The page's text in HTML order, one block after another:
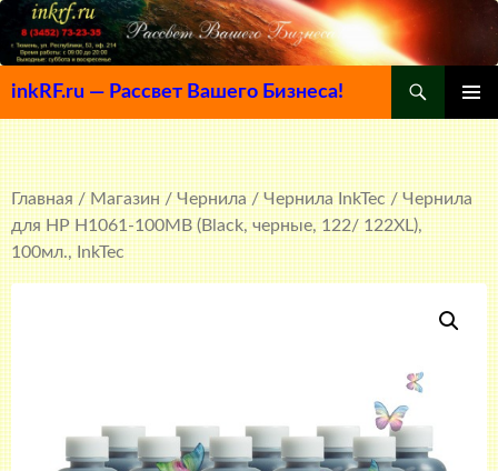
inkRF.ru — Рассвет Вашего Бизнеса!
МЕНЮ
К
СОДЕРЖИМОМУ
Главная/Магазин/Чернила/Чернила InkTec/ Чернила
для HP H1061-100MB (Black, черные, 122/ 122XL),
100мл., InkTec